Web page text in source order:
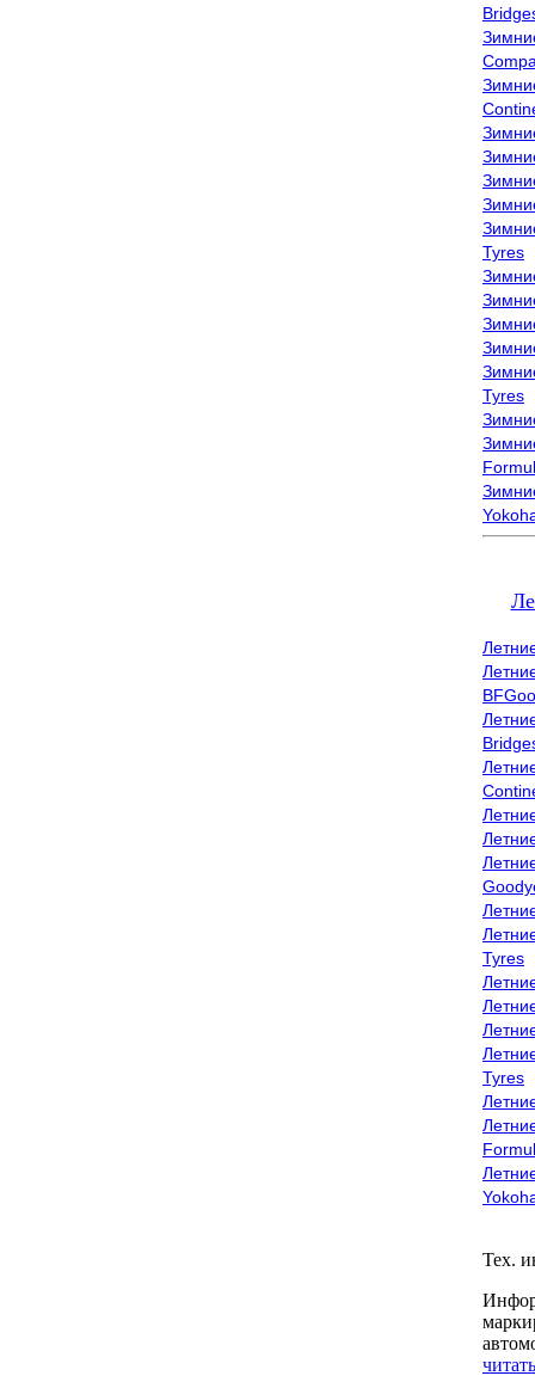
Tyres
Tyres
Tyres
Tyres
Тех.